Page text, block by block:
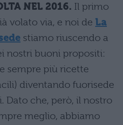
NEL 2016. Il primo
volato via, e noi de La
stiamo riuscendo a
nostri buoni propositi:
sempre più ricette
diventando fuorisede
Dato che, però, il nostro
meglio, abbiamo